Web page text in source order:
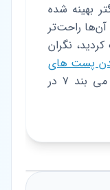
بهینه شده
آن‌ها راحت‌تر
نگران
پست های
وجود دارد. می بند ۷ در